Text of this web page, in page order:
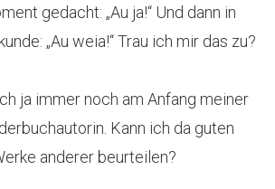
gedacht: „Au ja!“ Und dann in
„Au weia!“ Trau ich mir das zu?
ja immer noch am Anfang meiner
Kann ich da guten
anderer beurteilen?